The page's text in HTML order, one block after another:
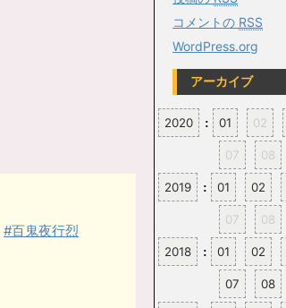
#百鬼夜行烈
コメントの RSS
WordPress.org
アーカイブ
2020 : 01 02
07 08
2019 : 01 02
07 08
2018 : 01 02
07 08